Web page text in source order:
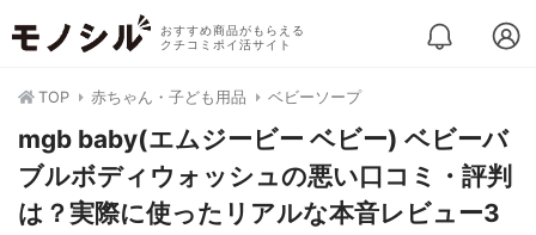
おすすめ商品がもらえる
クチコミポイ活サイト
TOP 赤ちゃん・子ども用品 ベビーソープ
mgb baby(エムジービー ベビー) ベビーバ
ブルボディウォッシュの悪い口コミ・評判
は？実際に使ったリアルな本音レビュー3